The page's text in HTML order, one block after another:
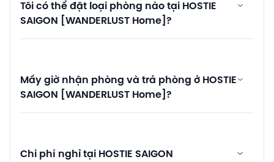
Tôi có thể đặt loại phòng nào tại HOSTIE
SAIGON [WANDERLUST Home]?
Mấy giờ nhận phòng và trả phòng ở HOSTIE
SAIGON [WANDERLUST Home]?
Chi phí nghỉ tại HOSTIE SAIGON